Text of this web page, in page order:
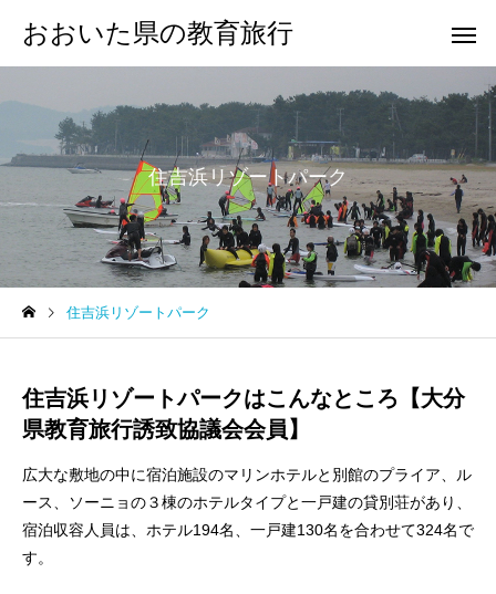
おおいた県の教育旅行
住吉浜リゾートパーク
住吉浜リゾートパーク
住吉浜リゾートパークはこんなところ【大分
県教育旅行誘致協議会会員】
広大な敷地の中に宿泊施設のマリンホテルと別館のプライア、ル
ース、ソーニョの３棟のホテルタイプと一戸建の貸別荘があり、
宿泊収容人員は、ホテル194名、一戸建130名を合わせて324名で
す。